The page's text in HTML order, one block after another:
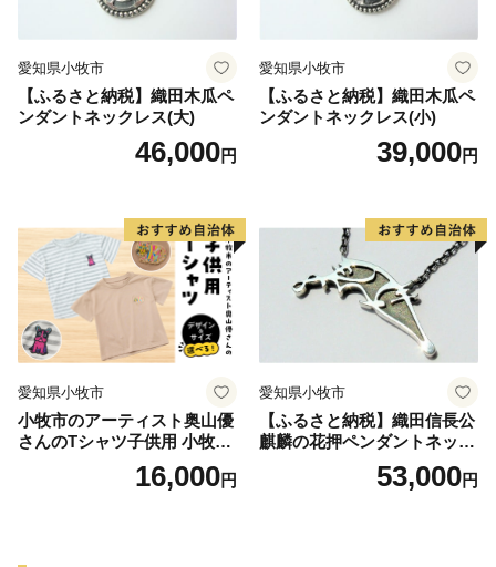
愛知県小牧市
【ふるさと納税】織田木瓜ペ
ンダントネックレス(大)
46,000円
愛知県小牧市
【ふるさと納税】織田木瓜ペ
ンダントネックレス(小)
39,000円
愛知県小牧市
小牧市のアーティスト奥山優
さんのTシャツ子供用 小牧市
16,000円
愛知県小牧市
【ふるさと納税】織田信長公
麒麟の花押ペンダントネック
53,000円